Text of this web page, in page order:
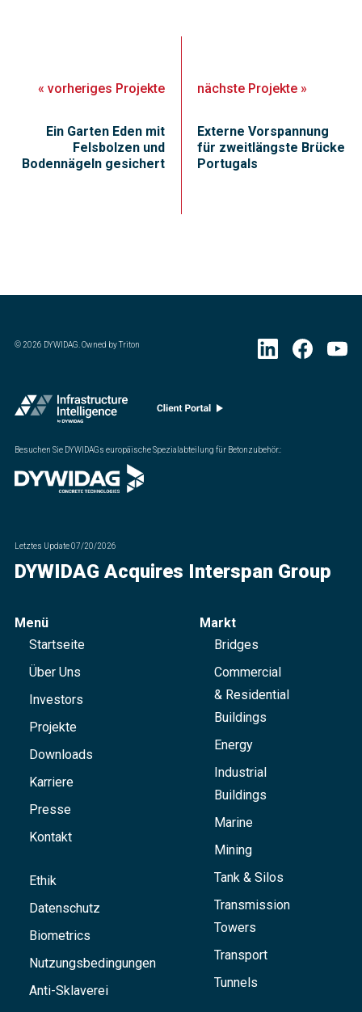
«vorheriges Projekte
Ein Garten Eden mit
Felsbolzen und
Bodennägeln gesichert
nächste Projekte»
Externe Vorspannung
für zweitlängste Brücke
Portugals
©2026 DYWIDAG. Owned by Triton
Besuchen Sie DYWIDAGs europäische Spezialabteilung für Betonzubehör.:
Letztes Update07/20/2026
DYWIDAG Acquires Interspan Group
Menü
Startseite
Über Uns
Investors
Projekte
Downloads
Karriere
Presse
Kontakt
Ethik
Datenschutz
Biometrics
Nutzungsbedingungen
Anti-Sklaverei
Markt
Bridges
Commercial
& Residential
Buildings
Energy
Industrial
Buildings
Marine
Mining
Tank & Silos
Transmission
Towers
Transport
Tunnels